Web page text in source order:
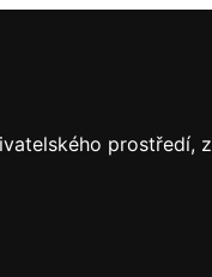
prostředí,